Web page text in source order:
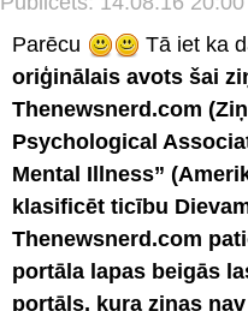
Parēcu
Tā iet ka
oriģinālais avots šai
Thenewsnerd.com
Psychological
Mental Illness”
klasificēt ticību
Thenewsnerd.com
portāla lapas beigās
portāls, kura ziņas